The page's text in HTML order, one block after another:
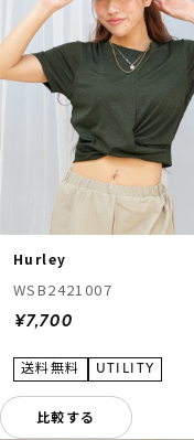
Hurley
WSB2421007
¥7,700
比較する